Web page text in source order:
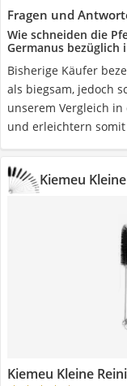
Fragen und
Wie schneiden die
Germanus bezüglich
Bisherige Käufer
als biegsam, jedoch
unserem Vergleich
und erleichtern
Kiemeu
Kiemeu Kleine